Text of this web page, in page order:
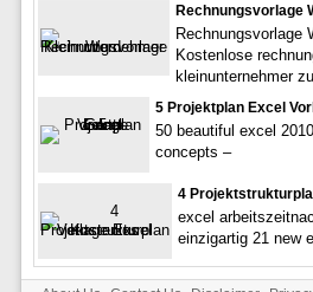
Rechnungsvorlage
Rechnungsvorlage
Kostenlose
kleinunternehmer
5 Projektplan Excel
50 beautiful excel
concepts –
4
excel
einzigartig 21 new